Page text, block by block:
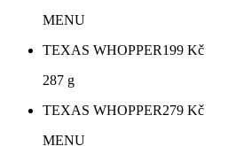
MENU
TEXAS WHOPPER199 Kč
287 g
TEXAS WHOPPER279 Kč
MENU